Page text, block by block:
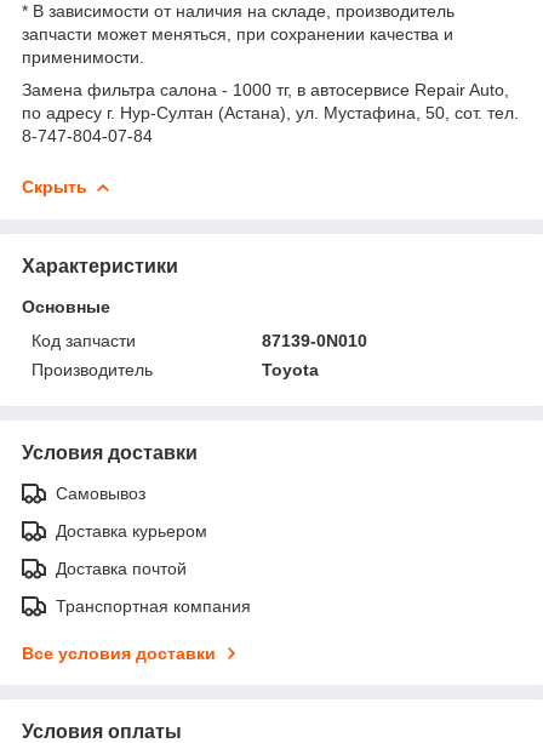
* В зависимости от наличия на складе, производитель
запчасти может меняться, при сохранении качества и
применимости.
Замена фильтра салона - 1000 тг, в автосервисе Repair Auto,
по адресу г. Нур-Султан (Астана), ул. Мустафина, 50, сот. тел.
8-747-804-07-84
Скрыть
Характеристики
Основные
Код запчасти
87139-0N010
Производитель
Toyota
Условия доставки
Самовывоз
Доставка курьером
Доставка почтой
Транспортная компания
Все условия доставки
Условия оплаты